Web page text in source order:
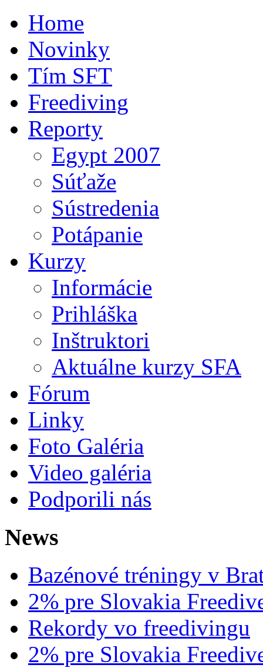
Home
Novinky
Tím SFT
Freediving
Reporty
Egypt 2007
Súťaže
Sústredenia
Potápanie
Kurzy
Informácie
Prihláška
Inštruktori
Aktuálne kurzy SFA
Fórum
Linky
Foto Galéria
Video galéria
Podporili nás
News
Bazénové tréningy v
2% pre Slovakia
Rekordy vo freedivingu
2% pre Slovakia